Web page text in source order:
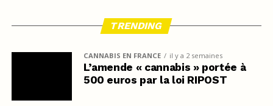
TRENDING
CANNABIS EN FRANCE il y a 2 semaines
L’amende « cannabis » portée à
500 euros par la loi RIPOST